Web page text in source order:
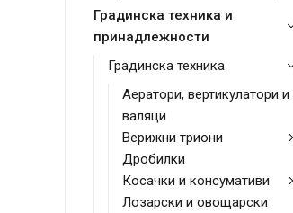
Градинска техника и
принадлежности
Градинска техника
Аератори, вертикулатори и
валяци
Верижни триони
Дробилки
Косачки и консумативи
Лозарски и овощарски